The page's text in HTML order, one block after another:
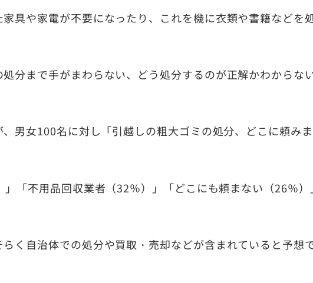
具や家電が不要になったり、これを機に衣類や書籍などを
分まで手がまわらない、どう処分するのが正解かわからな
男女100名に対し「引越しの粗大ゴミの処分、どこに頼み
「不用品回収業者（32％）」「どこにも頼まない（26％）
らく自治体での処分や買取・売却などが含まれていると予想